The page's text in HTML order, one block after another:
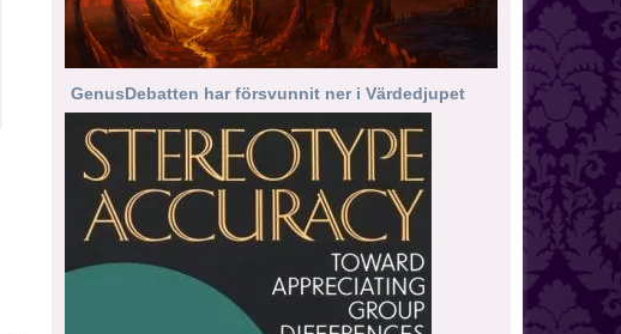
GenusDebatten har försvunnit ner i Värdedjupet